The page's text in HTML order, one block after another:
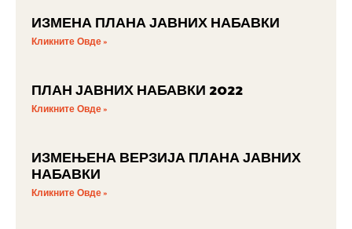
ИЗМЕНА ПЛАНА ЈАВНИХ НАБАВКИ
Кликните Овде »
ПЛАН ЈАВНИХ НАБАВКИ 2022
Кликните Овде »
ИЗМЕЊЕНА ВЕРЗИЈА ПЛАНА ЈАВНИХ
НАБАВКИ
Кликните Овде »